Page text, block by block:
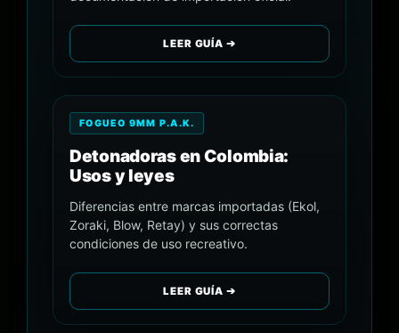
LEER GUÍA ➔
FOGUEO 9MM P.A.K.
Detonadoras en Colombia:
Usos y leyes
Diferencias entre marcas importadas (Ekol,
Zoraki, Blow, Retay) y sus correctas
condiciones de uso recreativo.
LEER GUÍA ➔